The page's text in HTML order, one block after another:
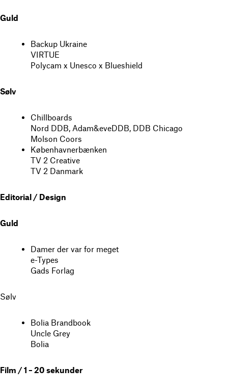
Guld
Backup Ukraine
VIRTUE
Polycam x Unesco x Blueshield
Sølv
Chillboards
Nord DDB, Adam&eveDDB, DDB Chicago
Molson Coors
Københavnerbænken
TV 2 Creative
TV 2 Danmark
Editorial / Design
Guld
Damer der var for meget
e-Types
Gads Forlag
Sølv
Bolia Brandbook
Uncle Grey
Bolia
Film / 1 – 20 sekunder